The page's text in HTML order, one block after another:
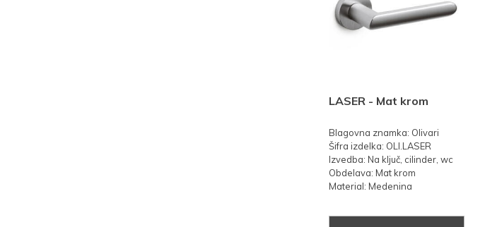
LASER - Mat krom
Blagovna znamka: Olivari
Šifra izdelka: OLI.LASER
Izvedba: Na ključ, cilinder, wc
Obdelava: Mat krom
Material: Medenina